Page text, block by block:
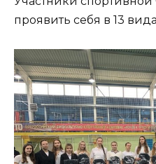
проявить себя в 13